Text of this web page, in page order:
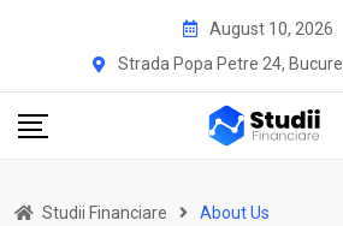
August 10, 2026
Strada Popa Petre 24,
Studii Financiare About Us